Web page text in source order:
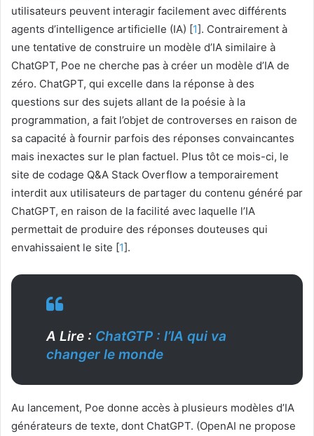
utilisateurs peuvent interagir facilement avec différents
agents d’intelligence artificielle (IA) [1]. Contrairement à
une tentative de construire un modèle d’IA similaire à
ChatGPT, Poe ne cherche pas à créer un modèle d’IA de
zéro. ChatGPT, qui excelle dans la réponse à des
questions sur des sujets allant de la poésie à la
programmation, a fait l’objet de controverses en raison de
sa capacité à fournir parfois des réponses convaincantes
mais inexactes sur le plan factuel. Plus tôt ce mois-ci, le
site de codage Q&A Stack Overflow a temporairement
interdit aux utilisateurs de partager du contenu généré par
ChatGPT, en raison de la facilité avec laquelle l’IA
permettait de produire des réponses douteuses qui
envahissaient le site [1].
A Lire : ChatGTP : l’IA qui va
changer le monde
Au lancement, Poe donne accès à plusieurs modèles d’IA
générateurs de texte, dont ChatGPT. (OpenAI ne propose